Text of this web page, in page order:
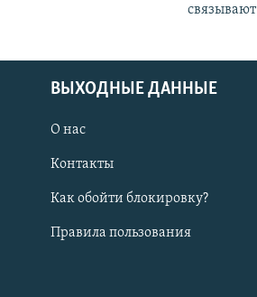
связывают
ВЫХОДНЫЕ ДАННЫЕ
О нас
Контакты
Как обойти блокировку?
Правила пользования